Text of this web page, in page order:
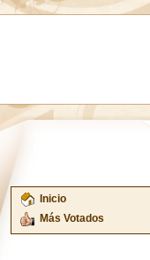
Inicio
Más Votados